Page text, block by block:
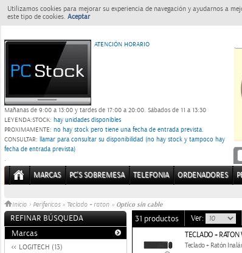
Utilizamos cookies para mejorar su experiencia de navegación y ayudarnos a
este tipo de cookies. Aceptar
ATENCIÓN HORARIO
Mañanas de 9:00 a 13:00 y tardes de 17:00 a 20:00. Sábados de 11 a 13:30
LEYENDA:STOCK: hay unidades disponibles
PROXIMAMENTE: no hay stock pero tiene una fecha de entrada prevista.
CONSULTAR: llamar para consultar su disponibilidad (no hay stock y tampoco hay
fecha de entrada prevista)
.
MARCAS PC'S SOBREMESA TELEFONIA ORDENADORES
Inicio > Perifericos » Teclado + raton » Optico sin cable
REFINAR BÚSQUEDA
Marcas
LOGITECH (13)
31 productos Ver:
TECLADO +
Teclado + Ratón